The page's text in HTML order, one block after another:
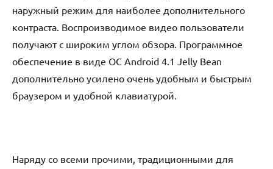
наружный режим для наиболее дополнительного
контраста. Воспроизводимое видео пользователи
получают с широким углом обзора. Программное
обеспечение в виде ОС Аndrоid 4.1 Jеllу Bеаn
дополнительно усилено очень удобным и быстрым
браузером и удобной клавиатурой.
Наряду со всеми прочими, традиционными для